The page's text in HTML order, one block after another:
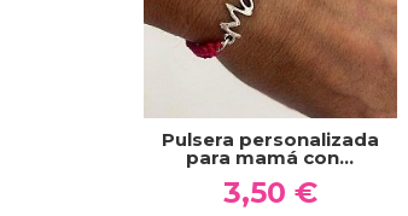
Pulsera personalizada
para mamá con...
3,50 €